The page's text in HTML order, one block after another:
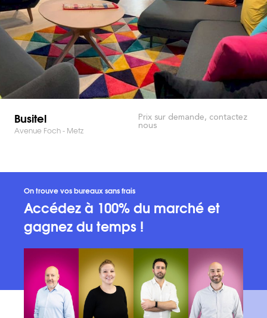
Busitel
Avenue Foch - Metz
Prix sur demande, contactez
nous
On trouve vos bureaux sans frais
Accédez à 100% du marché et
gagnez du temps !